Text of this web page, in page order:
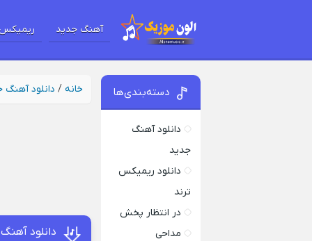
آهنگ جدید
خانه / دانلود آهنگ
دانلود
دسته‌بندی‌ها
دانلود آهنگ
جدید
دانلود ریمیکس
ترند
در انتظار پخش
مداحی